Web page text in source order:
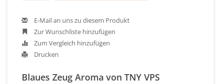
E-Mail an uns zu diesem Produkt
Zur Wunschliste hinzufügen
Zum Vergleich hinzufügen
Drucken
Blaues Zeug Aroma von TNY VPS